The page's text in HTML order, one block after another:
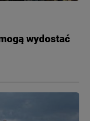
wydostać